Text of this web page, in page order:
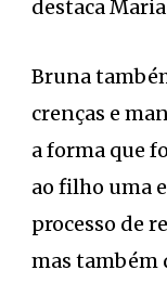
destaca
Bruna
crenças e
a forma que
ao filho uma
processo de
mas também